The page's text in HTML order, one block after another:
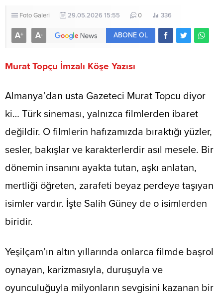
Foto Galeri 29.05.2026 15:55 0 336
A+ A- ABONE OL
Murat Topçu İmzalı Köşe Yazısı
Almanya’dan usta Gazeteci Murat Topcu diyor
ki… Türk sineması, yalnızca filmlerden ibaret
değildir. O filmlerin hafızamızda bıraktığı yüzler,
sesler, bakışlar ve karakterlerdir asıl mesele. Bir
dönemin insanını ayakta tutan, aşkı anlatan,
mertliği öğreten, zarafeti beyaz perdeye taşıyan
isimler vardır. İşte Salih Güney de o isimlerden
biridir.
Yeşilçam’ın altın yıllarında onlarca filmde başrol
oynayan, karizmasıyla, duruşuyla ve
oyunculuğuyla milyonların sevgisini kazanan bir